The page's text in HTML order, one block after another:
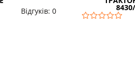
Відгуків: 0